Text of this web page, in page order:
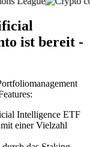
ist bereit -
Intelligence ETF
einer Vielzahl